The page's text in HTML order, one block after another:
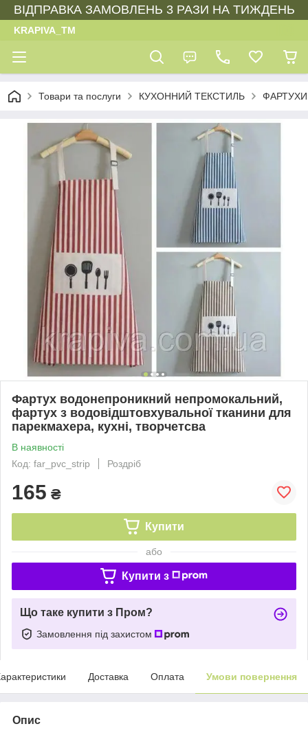
ВІДПРАВКА ЗАМОВЛЕНЬ 3 РАЗИ НА ТИЖДЕНЬ
KRAPIVA_TM
Товари та послуги КУХОННИЙ ТЕКСТИЛЬ ФАРТУХИ
Фартух водонепроникний непромокальний,
фартух з водовідштовхувальної тканини для
парекмахера, кухні, творчетсва
В наявності
Код: far_pvc_strip
Роздріб
165 ₴
Купити
або
Купити з
Що таке купити з Пром?
Замовлення під захистом
Доставка Оплата Умови повернення
Опис